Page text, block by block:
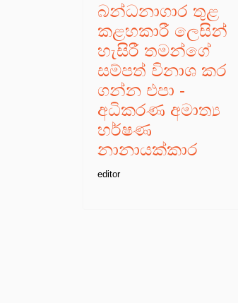
බන්ධනාගාර තුළ
කළහකාරී ලෙසින්
හැසිරී තමන්ගේ
සම්පත් විනාශ කර
ගන්න එපා -
අධිකරණ අමාත්‍ය
හර්ෂණ
නානායක්කාර
editor